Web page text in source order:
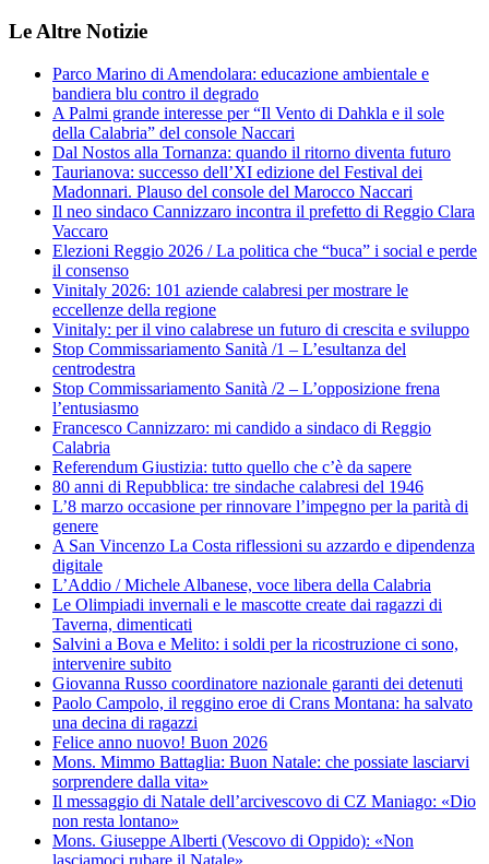
Le Altre Notizie
Parco Marino di Amendolara: educazione ambientale e
bandiera blu contro il degrado
A Palmi grande interesse per “Il Vento di Dahkla e il sole
della Calabria” del console Naccari
Dal Nostos alla Tornanza: quando il ritorno diventa futuro
Taurianova: successo dell’XI edizione del Festival dei
Madonnari. Plauso del console del Marocco Naccari
Il neo sindaco Cannizzaro incontra il prefetto di Reggio Clara
Vaccaro
Elezioni Reggio 2026 / La politica che “buca” i social e perde
il consenso
Vinitaly 2026: 101 aziende calabresi per mostrare le
eccellenze della regione
Vinitaly: per il vino calabrese un futuro di crescita e sviluppo
Stop Commissariamento Sanità /1 – L’esultanza del
centrodestra
Stop Commissariamento Sanità /2 – L’opposizione frena
l’entusiasmo
Francesco Cannizzaro: mi candido a sindaco di Reggio
Calabria
Referendum Giustizia: tutto quello che c’è da sapere
80 anni di Repubblica: tre sindache calabresi del 1946
L’8 marzo occasione per rinnovare l’impegno per la parità di
genere
A San Vincenzo La Costa riflessioni su azzardo e dipendenza
digitale
L’Addio / Michele Albanese, voce libera della Calabria
Le Olimpiadi invernali e le mascotte create dai ragazzi di
Taverna, dimenticati
Salvini a Bova e Melito: i soldi per la ricostruzione ci sono,
intervenire subito
Giovanna Russo coordinatore nazionale garanti dei detenuti
Paolo Campolo, il reggino eroe di Crans Montana: ha salvato
una decina di ragazzi
Felice anno nuovo! Buon 2026
Mons. Mimmo Battaglia: Buon Natale: che possiate lasciarvi
sorprendere dalla vita»
Il messaggio di Natale dell’arcivescovo di CZ Maniago: «Dio
non resta lontano»
Mons. Giuseppe Alberti (Vescovo di Oppido): «Non
lasciamoci rubare il Natale»